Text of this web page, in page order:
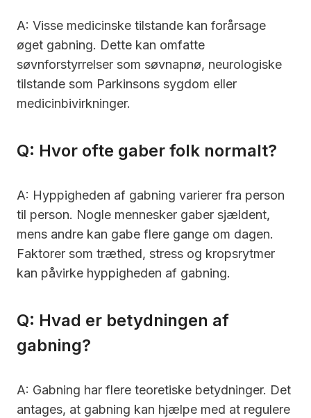
A: Visse medicinske tilstande kan forårsage
øget gabning. Dette kan omfatte
søvnforstyrrelser som søvnapnø, neurologiske
tilstande som Parkinsons sygdom eller
medicinbivirkninger.
Q: Hvor ofte gaber folk normalt?
A: Hyppigheden af gabning varierer fra person
til person. Nogle mennesker gaber sjældent,
mens andre kan gabe flere gange om dagen.
Faktorer som træthed, stress og kropsrytmer
kan påvirke hyppigheden af gabning.
Q: Hvad er betydningen af
gabning?
A: Gabning har flere teoretiske betydninger. Det
antages, at gabning kan hjælpe med at regulere